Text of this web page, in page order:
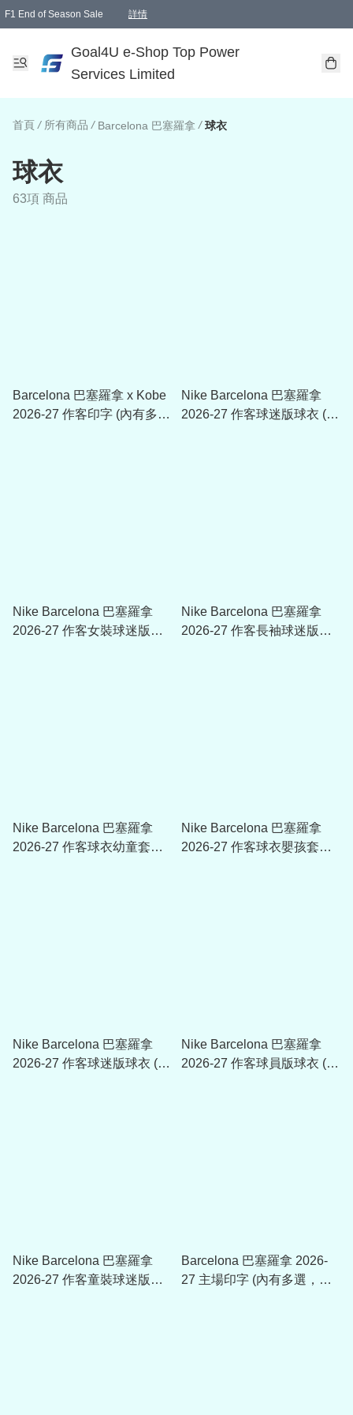
F1 End of Season Sale 詳情
Goal4U e-Shop Top Power
Services Limited
首頁 / 所有商品 / Barcelona 巴塞羅拿 / 球衣
球衣
63項 商品
Barcelona 巴塞羅拿 x Kobe
2026-27 作客印字 (內有多
Nike Barcelona 巴塞羅拿
2026-27 作客球迷版球衣 (可
Nike Barcelona 巴塞羅拿
2026-27 作客女裝球迷版球
Nike Barcelona 巴塞羅拿
2026-27 作客長袖球迷版球
Nike Barcelona 巴塞羅拿
2026-27 作客球衣幼童套裝
Nike Barcelona 巴塞羅拿
2026-27 作客球衣嬰孩套裝
Nike Barcelona 巴塞羅拿
2026-27 作客球迷版球衣 (可
Nike Barcelona 巴塞羅拿
2026-27 作客球員版球衣 (可
Nike Barcelona 巴塞羅拿
2026-27 作客童裝球迷版球
Barcelona 巴塞羅拿 2026-
27 主場印字 (內有多選，不